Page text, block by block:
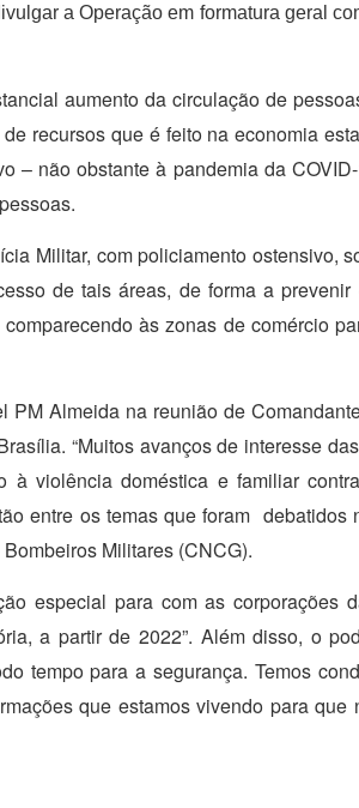
a Operação em formatura geral
aumento da circulação de
recursos que é feito na economia
– não obstante à pandemia da
Militar, com policiamento ostensivo,
de tais áreas, de forma a
às zonas de comércio
Almeida na reunião de
“Muitos avanços de interesse
violência doméstica e familiar
entre os temas que foram debatidos
Militares (CNCG).
especial para com as corporações
a partir de 2022”. Além disso, o
tempo para a segurança. Temos
que estamos vivendo para que